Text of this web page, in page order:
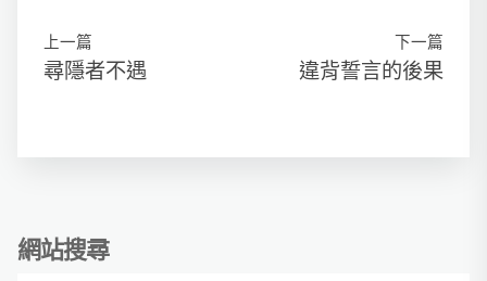
上一篇
尋隱者不遇
下一篇
違背誓言的後果
網站搜尋